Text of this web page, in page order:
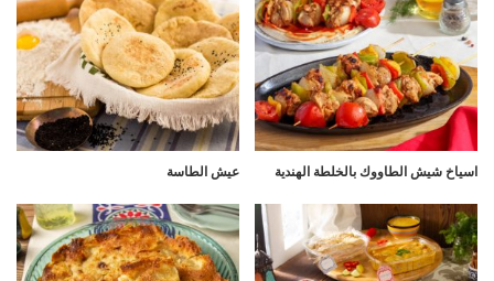
اسياخ شيش الطاووك بالخلطة الهندية عيش الطاسة